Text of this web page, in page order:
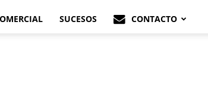
ValdeorrasdecercaSUCESOS CONTACTO